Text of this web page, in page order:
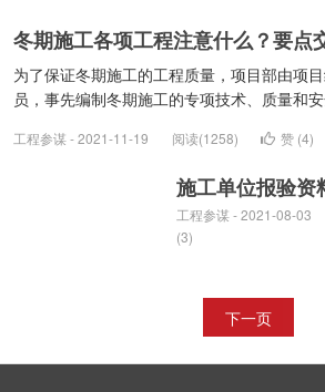
冬期施工各项工程注意什么？要点
为了保证冬期施工的工程质量，项目部由项
员，事先编制冬期施工的专项技术、质量和
工程参谋 - 2021-11-19 阅读(1258) 赞 (4)
施工单位报验资
工程参谋 - 2021-08-03
(3)
下一页